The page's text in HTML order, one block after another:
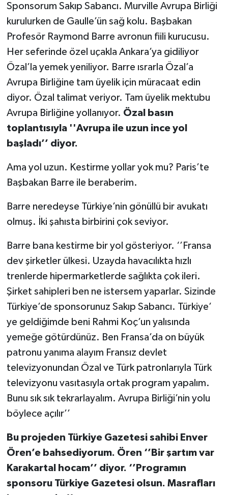
Sponsorum Sakıp Sabancı. Murville Avrupa Birliği
kurulurken de Gaulle’ün sağ kolu. Başbakan
Profesör Raymond Barre avronun fiili kurucusu.
Her seferinde özel uçakla Ankara’ya gidiliyor
Özal’la yemek yeniliyor. Barre ısrarla Özal’a
Avrupa Birliğine tam üyelik için müracaat edin
diyor. Özal talimat veriyor. Tam üyelik mektubu
Avrupa Birliğine yollanıyor. Özal basın
toplantısıyla ''Avrupa ile uzun ince yol
başladı’’ diyor.
Ama yol uzun. Kestirme yollar yok mu? Paris’te
Başbakan Barre ile beraberim.
Barre neredeyse Türkiye’nin gönüllü bir avukatı
olmuş. İki şahısta birbirini çok seviyor.
Barre bana kestirme bir yol gösteriyor. ‘’Fransa
dev şirketler ülkesi. Uzayda havacılıkta hızlı
trenlerde hipermarketlerde sağlıkta çok ileri.
Şirket sahipleri ben ne istersem yaparlar. Sizinde
Türkiye’de sponsorunuz Sakıp Sabancı. Türkiye’
ye geldiğimde beni Rahmi Koç’un yalısında
yemeğe götürdünüz. Ben Fransa’da on büyük
patronu yanıma alayım Fransız devlet
televizyonundan Özal ve Türk patronlarıyla Türk
televizyonu vasıtasıyla ortak program yapalım.
Bunu sık sık tekrarlayalım. Avrupa Birliği’nin yolu
böylece açılır’’
Bu projeden Türkiye Gazetesi sahibi Enver
Ören’e bahsediyorum. Ören ‘’Bir şartım var
Karakartal hocam’’ diyor. ‘’Programın
sponsoru Türkiye Gazetesi olsun. Masrafları